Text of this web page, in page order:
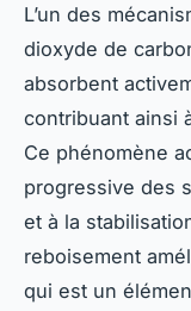
L’un des
dioxyde de
absorbent
contribuant ainsi
Ce phénomène
progressive des
et à la
reboisement
qui est un